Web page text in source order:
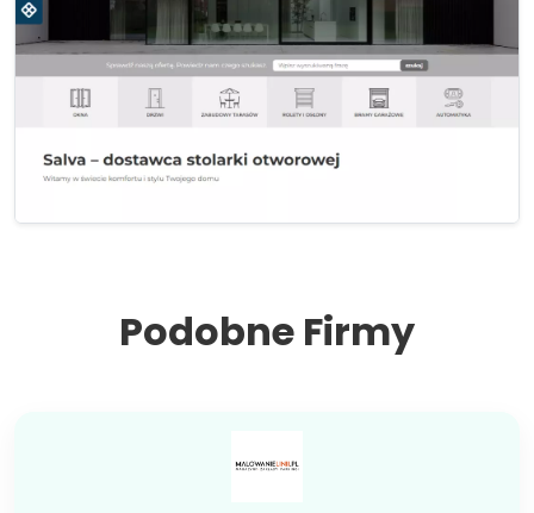
Podobne Firmy